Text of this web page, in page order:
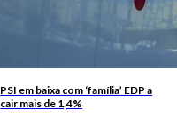
PSI em baixa com ‘família’ EDP a
cair mais de 1,4%